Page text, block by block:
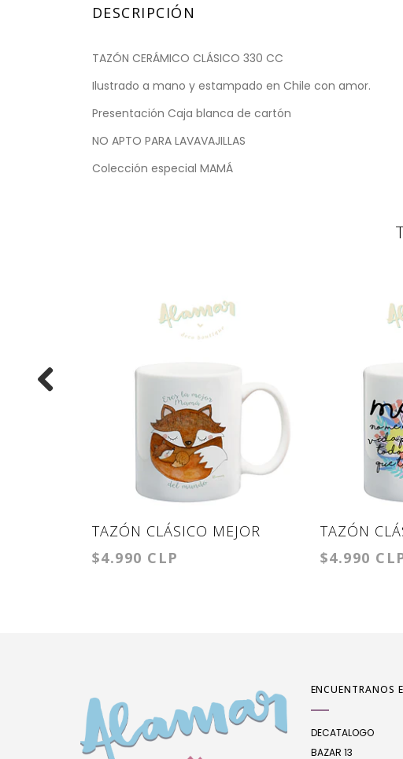
DESCRIPCIÓN
TAZÓN CERÁMICO CLÁSICO 330 CC
Ilustrado a mano y estampado en Chile con amor.
Presentación Caja blanca de cartón
NO APTO PARA LAVAVAJILLAS
Colección especial MAMÁ
TAZÓN CLÁSICO MEJOR
MAMÁ
$4.990 CLP
TAZÓN
$4.990
ENCUENTRANOS
DECATALOGO
BAZAR 13